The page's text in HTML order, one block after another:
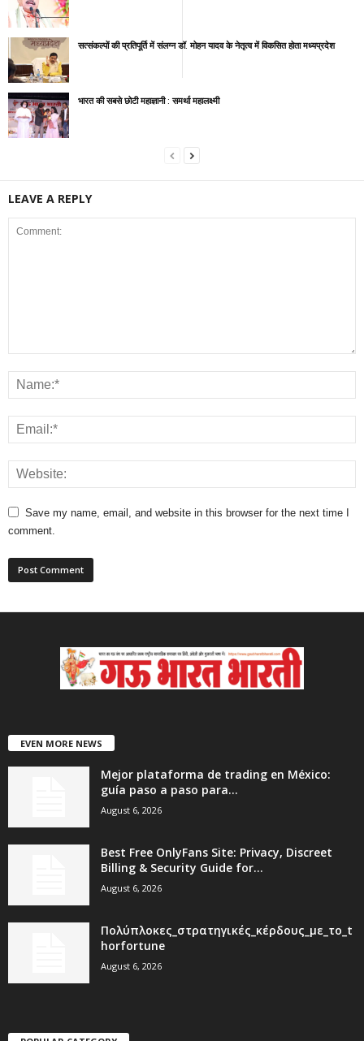
सत्‍संकल्‍पों की प्रतिपूर्ति में संलग्न डॉ. मोहन यादव के नेतृत्‍व में विकसित होता मध्‍यप्रदेश
भारत की सबसे छोटी महाज्ञानी : समर्था महालक्ष्मी
LEAVE A REPLY
Save my name, email, and website in this browser for the next time I
comment.
EVEN MORE NEWS
Mejor plataforma de trading en México:
guía paso a paso para...
August 6, 2026
Best Free OnlyFans Site: Privacy, Discreet
Billing & Security Guide for...
August 6, 2026
Πολύπλοκες_στρατηγικές_κέρδους_με_το_t
horfortune
August 6, 2026